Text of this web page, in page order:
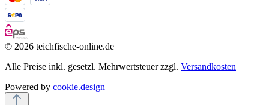
© 2026 teichfische-online.de
Alle Preise inkl. gesetzl. Mehrwertsteuer zzgl. Versandkosten
Powered by cookie.design